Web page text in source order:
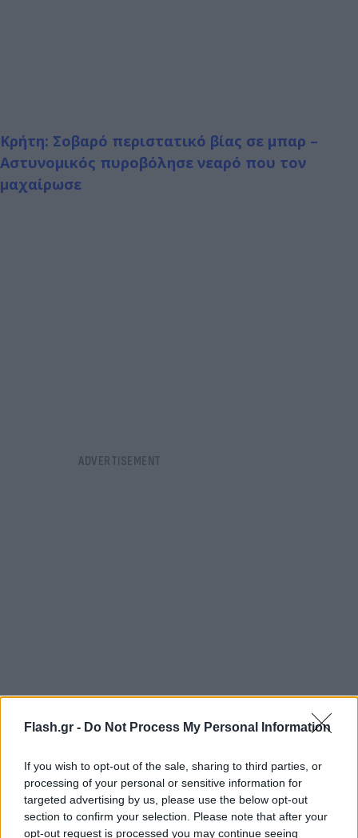
Flash.gr - Do Not Process My Personal Information
If you wish to opt-out of the sale, sharing to third parties, or
processing of your personal or sensitive information for
targeted advertising by us, please use the below opt-out
section to confirm your selection. Please note that after your
opt-out request is processed you may continue seeing
Κρήτη: Σοβαρό περιστατικό βίας σε μπαρ –
Αστυνομικός πυροβόλησε νεαρό που τον
μαχαίρωσε
Οι πληροφορίες αναφέρουν πως όλα συνέβησαν
έξω από το μπαρ, όταν ο τραυματίας και η παρέα
του βγαίνοντας από το μαγαζί, στο οποίο νωρίτερα
διασκέδαζαν, συνεπλάκησαν με άλλα άτομα. Ο
αστυνομικός, βγαίνοντας από το μπαρ, μπήκε στη